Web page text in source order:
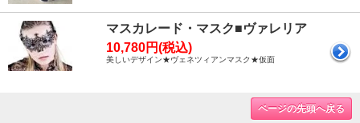
マスカレード・マスク■ヴァレリア
10,780円(税込)
美しいデザイン★ヴェネツィアンマスク★仮面
ページの先頭へ戻る